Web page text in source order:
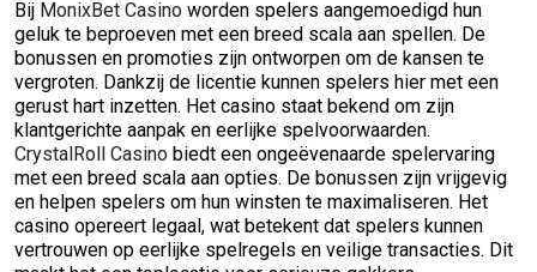
Bij MonixBet Casino worden spelers aangemoedigd hun
geluk te beproeven met een breed scala aan spellen. De
bonussen en promoties zijn ontworpen om de kansen te
vergroten. Dankzij de licentie kunnen spelers hier met een
gerust hart inzetten. Het casino staat bekend om zijn
klantgerichte aanpak en eerlijke spelvoorwaarden.
CrystalRoll Casino biedt een ongeëvenaarde spelervaring
met een breed scala aan opties. De bonussen zijn vrijgevig
en helpen spelers om hun winsten te maximaliseren. Het
casino opereert legaal, wat betekent dat spelers kunnen
vertrouwen op eerlijke spelregels en veilige transacties. Dit